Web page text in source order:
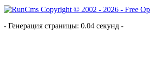
- Генерация страницы: 0.04 секунд -